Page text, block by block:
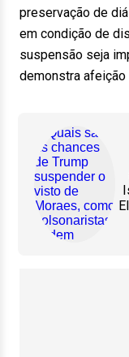
preservação de
em condição de
suspensão seja
demonstra